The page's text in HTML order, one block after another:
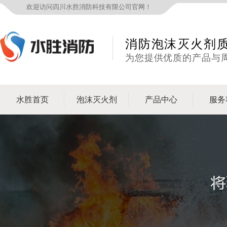
欢迎访问四川水胜消防科技有限公司官网！
消防泡沫灭火剂
为您提供优质的产品与
水胜首页 泡沫灭火剂 产品中心 服